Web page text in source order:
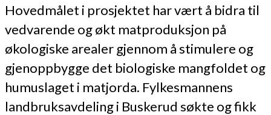
Hovedmålet i prosjektet har vært å bidra til
vedvarende og økt matproduksjon på
økologiske arealer gjennom å stimulere og
gjenoppbygge det biologiske mangfoldet og
humuslaget i matjorda. Fylkesmannens
landbruksavdeling i Buskerud søkte og fikk